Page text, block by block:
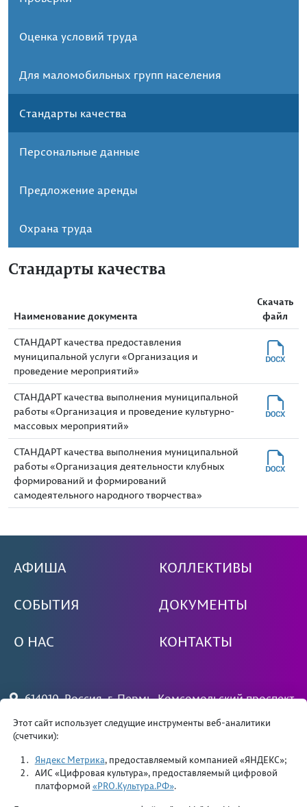
Оценка условий труда
Для маломобильных групп населения
Стандарты качества
Персональные данные
Предложение аренды
Охрана труда
Стандарты качества
Наименование документа
Скачать
файл
СТАНДАРТ качества предоставления
муниципальной услуги «Организация и
проведение мероприятий»
СТАНДАРТ качества выполнения муниципальной
работы «Организация и проведение культурно-
массовых мероприятий»
СТАНДАРТ качества выполнения муниципальной
работы «Организация деятельности клубных
формирований и формирований
самодеятельного народного творчества»
Этот сайт использует следущие инструменты веб-аналитики
(счетчики):
Яндекс Метрика, предоставляемый компанией «ЯНДЕКС»;
АИС «Цифровая культура», предоставляемый цифровой
платформой «PRO.Культура.РФ».
АФИША
СОБЫТИЯ
О НАС
КОЛЛЕКТИВЫ
ДОКУМЕНТЫ
КОНТАКТЫ
614010, Россия, г. Пермь, Комсомольский проспект,
+7 (342) 244 34 81 — вахта
priemdk@yandex.ru